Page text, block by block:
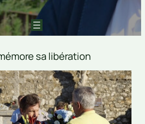
sa libération